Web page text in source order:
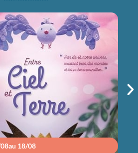
au 18/08
ENTRE CIEL ET TERRE
sam 15/08
14h30